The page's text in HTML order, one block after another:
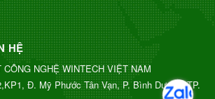
HỆ
NGHỆ WINTECH VIỆT NAM
Đ. Mỹ Phước Tân Vạn, P. Bình Dương, TP.